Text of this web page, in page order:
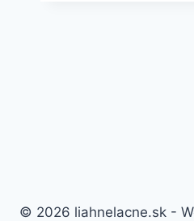
© 2026 liahnelacne.sk -